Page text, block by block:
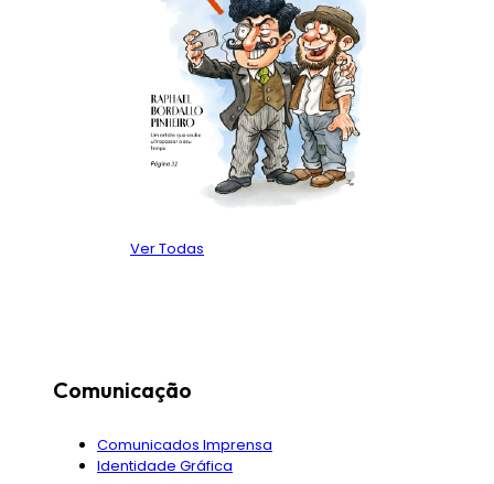
Ver Todas
Comunicação
Comunicados Imprensa
Identidade Gráfica